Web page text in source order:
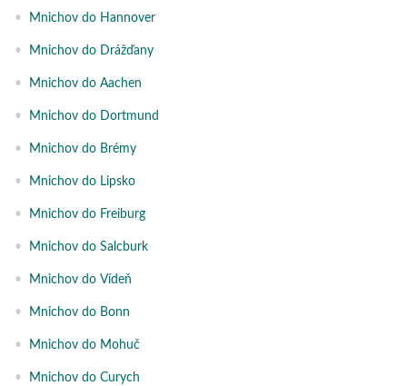
• Mnichov do Hannover
• Mnichov do Drážďany
• Mnichov do Aachen
• Mnichov do Dortmund
• Mnichov do Brémy
• Mnichov do Lipsko
• Mnichov do Freiburg
• Mnichov do Salcburk
• Mnichov do Vídeň
• Mnichov do Bonn
• Mnichov do Mohuč
• Mnichov do Curych